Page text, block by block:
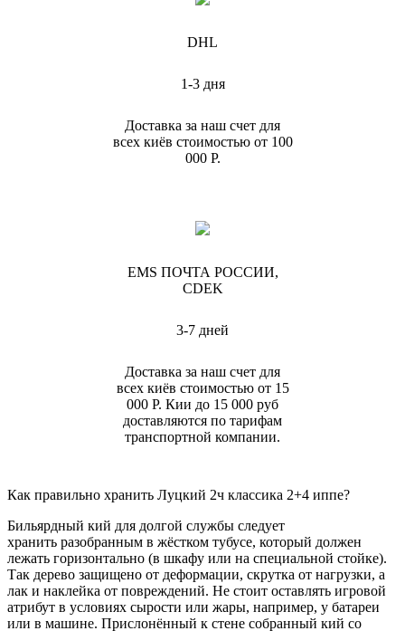
DHL
1-3 дня
Доставка за наш счет для
всех киёв стоимостью от 100
000 Р.
EMS ПОЧТА РОССИИ,
CDEK
3-7 дней
Доставка за наш счет для
всех киёв стоимостью от 15
000 Р. Кии до 15 000 руб
доставляются по тарифам
транспортной компании.
Как правильно хранить Луцкий 2ч классика 2+4 иппе?
Бильярдный кий для долгой службы следует
хранить разобранным в жёстком тубусе, который должен
лежать горизонтально (в шкафу или на специальной стойке).
Так дерево защищено от деформации, скрутка от нагрузки, а
лак и наклейка от повреждений. Не стоит оставлять игровой
атрибут в условиях сырости или жары, например, у батареи
или в машине. Прислонённый к стене собранный кий со